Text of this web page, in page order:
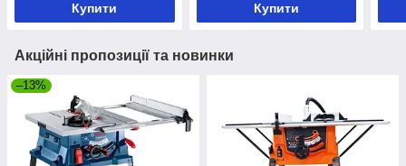
Купити Купити
Акційні пропозиції та новинки
–13%